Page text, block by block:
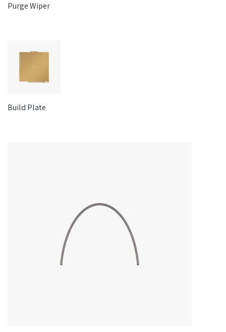
Purge Wiper
Build Plate